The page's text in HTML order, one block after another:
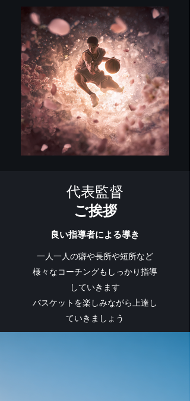
​代表監督
​ご挨拶
良い指導者による導き
一人一人の癖や長所や短所など
様々なコーチングもしっかり指導
していきます
​バスケットを楽しみながら上達し
ていきましょう